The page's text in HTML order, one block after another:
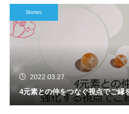
Stones
2022.03.27
4元素との仲をつなぐ視点でご縁